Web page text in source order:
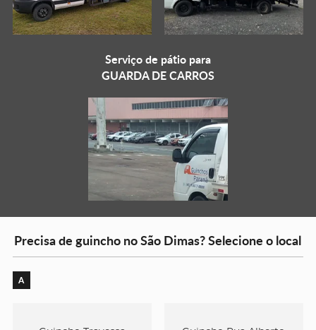
Serviço de pátio para
GUARDA DE CARROS
Precisa de guincho no São Dimas? Selecione o local
A